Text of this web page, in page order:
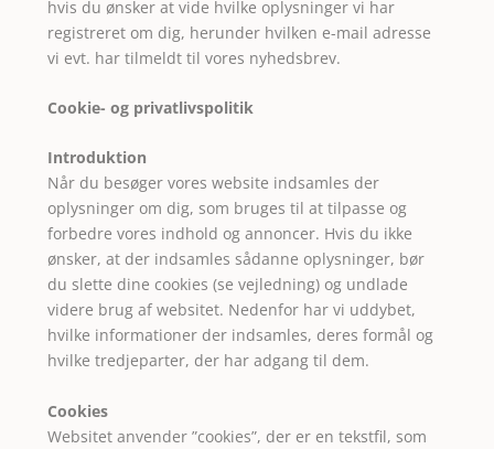
hvis du ønsker at vide hvilke oplysninger vi har
registreret om dig, herunder hvilken e-mail adresse
vi evt. har tilmeldt til vores nyhedsbrev.
Cookie- og privatlivspolitik
Introduktion
Når du besøger vores website indsamles der
oplysninger om dig, som bruges til at tilpasse og
forbedre vores indhold og annoncer. Hvis du ikke
ønsker, at der indsamles sådanne oplysninger, bør
du slette dine cookies (se vejledning) og undlade
videre brug af websitet. Nedenfor har vi uddybet,
hvilke informationer der indsamles, deres formål og
hvilke tredjeparter, der har adgang til dem.
Cookies
Websitet anvender ”cookies”, der er en tekstfil, som